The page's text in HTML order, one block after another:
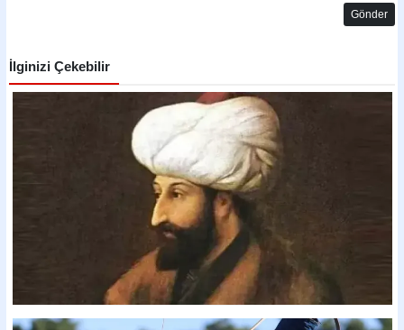
Gönder
İlginizi Çekebilir